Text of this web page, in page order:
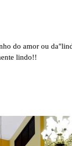
do amor ou
lindo!!